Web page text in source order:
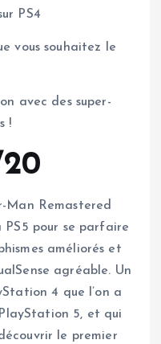
PS4
vous souhaitez le
avec des super-
!
Man Remastered
pour se parfaire
améliorés et
agréable. Un
4 que l’on a
5, et qui
le premier